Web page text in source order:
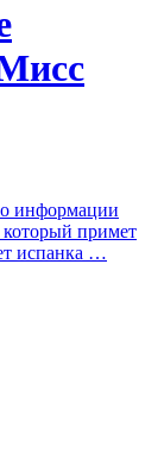
информации
примет
испанка …